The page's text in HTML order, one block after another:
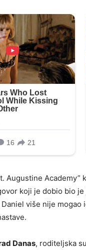
Augustine Academy”
koji je dobio bio je
više nije mogao
Danas, roditeljska